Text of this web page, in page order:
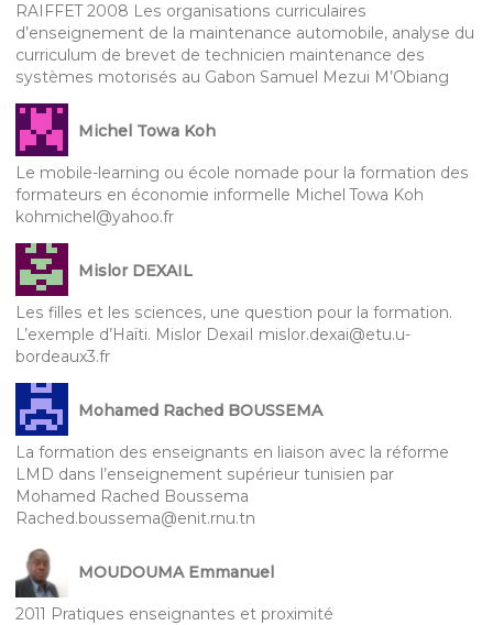
RAIFFET 2008 Les organisations curriculaires
d’enseignement de la maintenance automobile, analyse du
curriculum de brevet de technicien maintenance des
systèmes motorisés au Gabon Samuel Mezui M’Obiang
Michel Towa Koh
Le mobile-learning ou école nomade pour la formation des
formateurs en économie informelle Michel Towa Koh
kohmichel@yahoo.fr
Mislor DEXAIL
Les filles et les sciences, une question pour la formation.
L’exemple d’Haïti. Mislor DexaiI mislor.dexai@etu.u-
bordeaux3.fr
Mohamed Rached BOUSSEMA
La formation des enseignants en liaison avec la réforme
LMD dans l’enseignement supérieur tunisien par
Mohamed Rached Boussema
Rached.boussema@enit.rnu.tn
MOUDOUMA Emmanuel
2011 Pratiques enseignantes et proximité